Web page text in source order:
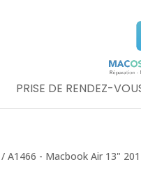
PRISE DE RENDEZ-
/ A1466 - Macbook Air 13"